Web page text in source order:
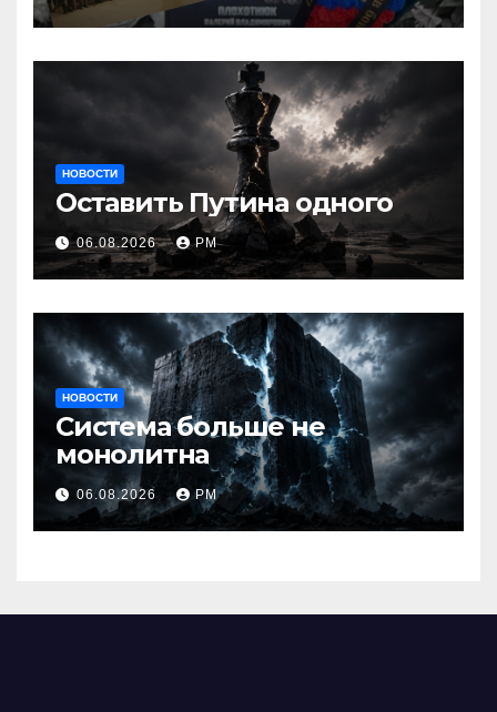
НОВОСТИ
Оставить Путина одного
06.08.2026 РМ
НОВОСТИ
Система больше не
монолитна
06.08.2026 РМ